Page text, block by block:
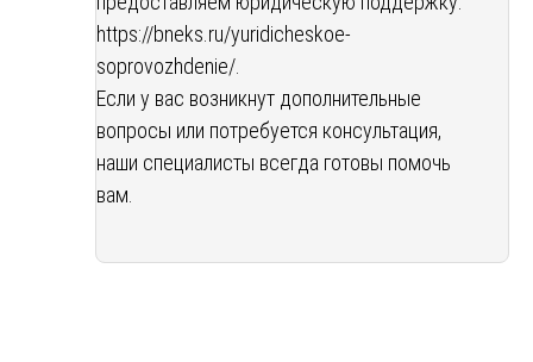
https://bneks.ru/yuridicheskoe-
soprovozhdenie/
Если у вас возникнут дополнительные
вопросы или потребуется консультация,
наши специалисты всегда готовы помочь
вам.